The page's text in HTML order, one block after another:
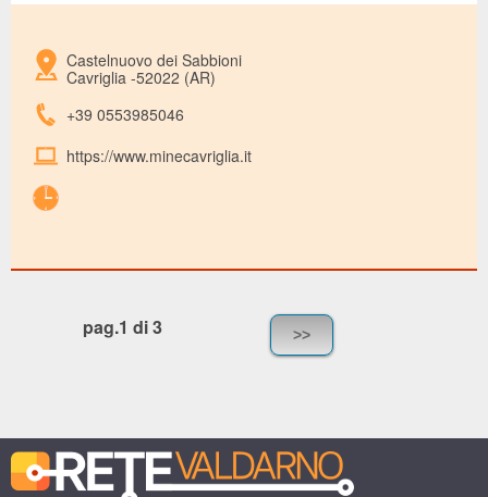
Castelnuovo dei Sabbioni
Cavriglia -52022 (AR)
+39 0553985046
https://www.minecavriglia.it
pag.1 di 3 >>